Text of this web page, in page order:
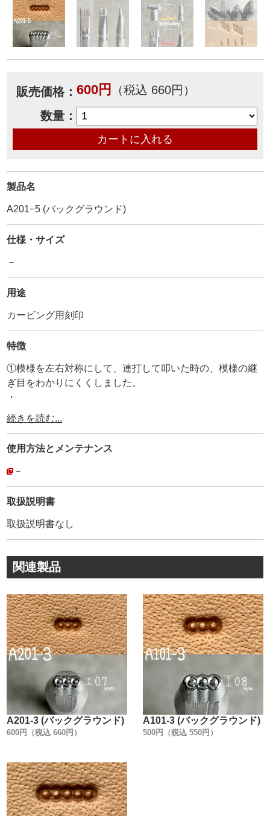
販売価格： 600円
（税込 660円）
数量：
製品名
A201−5 (バックグラウンド)
仕様・サイズ
－
用途
カービング用刻印
特徴
①模様を左右対称にして、連打して叩いた時の、模様の継
ぎ目をわかりにくくしました。
・
②刻印ナンバーとMADE IN JAPANを打刻しています。
・
③全体にメッキ加工を施しています。
・
④持ち手部分に、アヤメ加工を施して滑り止めにしていま
す。
続きを読む...
使用方法と メンテナンス
－
取扱説明書
取扱説明書なし
関連製品
A201-3 (バックグラウンド)
600円（税込 660円）
A101-3 (バックグラウンド)
500円（税込 550円）